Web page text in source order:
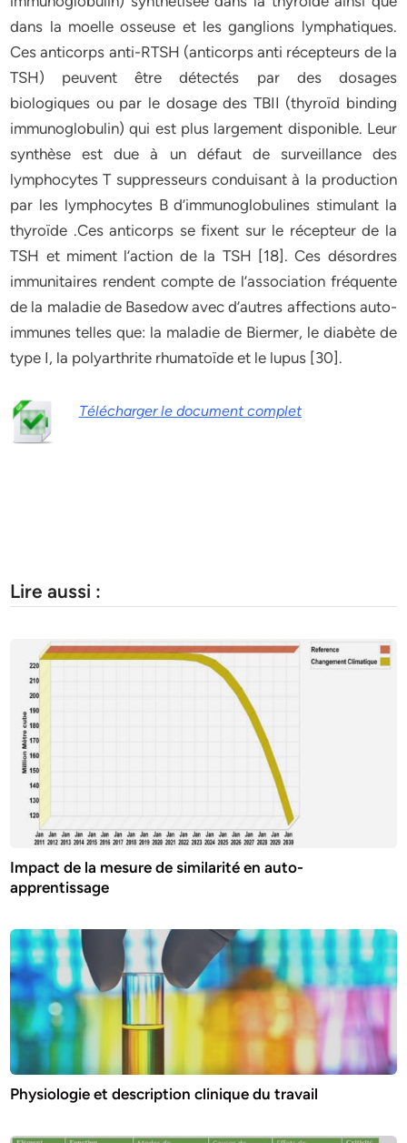
dans la moelle osseuse et les ganglions lymphatiques.
Ces anticorps anti-RTSH (anticorps anti récepteurs de la
TSH) peuvent être détectés par des dosages
biologiques ou par le dosage des TBII (thyroïd binding
immunoglobulin) qui est plus largement disponible. Leur
synthèse est due à un défaut de surveillance des
lymphocytes T suppresseurs conduisant à la production
par les lymphocytes B d’immunoglobulines stimulant la
thyroïde .Ces anticorps se fixent sur le récepteur de la
TSH et miment l’action de la TSH [18]. Ces désordres
immunitaires rendent compte de l’association fréquente
de la maladie de Basedow avec d’autres affections auto-
immunes telles que: la maladie de Biermer, le diabète de
type I, la polyarthrite rhumatoïde et le lupus [30].
Télécharger le document complet
Lire aussi :
Impact de la mesure de similarité en auto-
apprentissage
Physiologie et description clinique du travail